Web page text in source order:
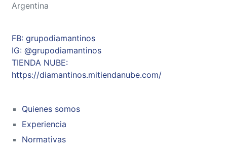
Argentina
FB: grupodiamantinos
IG: @grupodiamantinos
TIENDA NUBE:
https://diamantinos.mitiendanube.com/
Quienes somos
Experiencia
Normativas